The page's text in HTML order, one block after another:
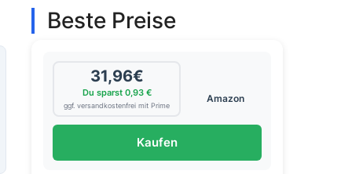
Beste Preise
Amazon
31,96€
Du sparst 0,93 €
ggf. versandkostenfrei mit Prime
Kaufen